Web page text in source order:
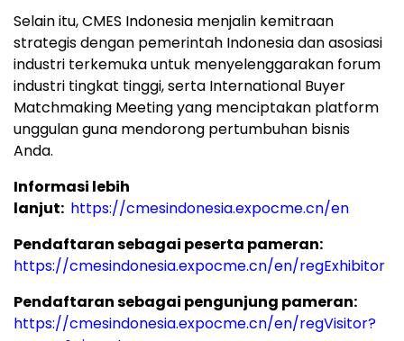
Selain itu, CMES Indonesia menjalin kemitraan
strategis dengan pemerintah Indonesia dan asosiasi
industri terkemuka untuk menyelenggarakan forum
industri tingkat tinggi, serta International Buyer
Matchmaking Meeting yang menciptakan platform
unggulan guna mendorong pertumbuhan bisnis
Anda.
Informasi lebih
lanjut: https://cmesindonesia.expocme.cn/en
Pendaftaransebagai peserta pameran:
https://cmesindonesia.expocme.cn/en/regExhibitor
Pendaftaransebagai pengunjung pameran:
https://cmesindonesia.expocme.cn/en/regVisitor?